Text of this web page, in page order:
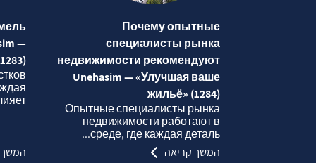
Почему опытные
специалисты рынка
недвижимости рекомендуют
Unehasim — «Улучшая ваше
жильё» (1284)
Опытные специалисты рынка
недвижимости работают в
среде, где каждая деталь...
המשך קריאה
—